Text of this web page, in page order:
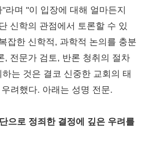
라며 "이 입장에 대해 얼마든지
신학의 관점에서 토론할 수 있
잡한 신학적, 과학적 논의를 충분
, 전문가 검토, 반론 청취의 절차
는 것은 결코 신중한 교회의 태
려했다. 아래는 성명 전문.
으로 정죄한 결정에 깊은 우려를